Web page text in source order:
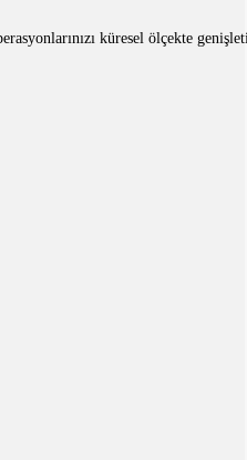
küresel ölçekte